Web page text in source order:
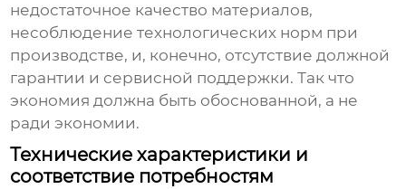
недостаточное качество материалов,
несоблюдение технологических норм при
производстве, и, конечно, отсутствие должной
гарантии и сервисной поддержки. Так что
экономия должна быть обоснованной, а не
ради экономии.
Технические характеристики и
соответствие потребностям